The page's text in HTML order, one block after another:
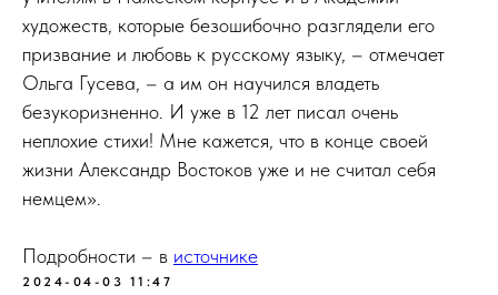
художеств, которые безошибочно разглядели его
призвание и любовь к русскому языку, – отмечает
Ольга Гусева, – а им он научился владеть
безукоризненно. И уже в 12 лет писал очень
неплохие стихи! Мне кажется, что в конце своей
жизни Александр Востоков уже и не считал себя
немцем».
Подробности – в источнике
2024-04-03 11:47